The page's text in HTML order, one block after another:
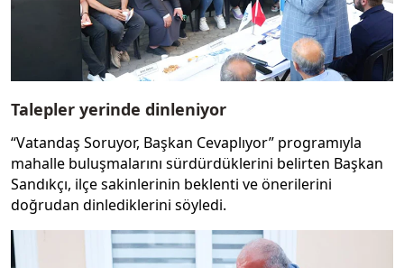
Talepler yerinde dinleniyor
“Vatandaş Soruyor, Başkan Cevaplıyor” programıyla
mahalle buluşmalarını sürdürdüklerini belirten Başkan
Sandıkçı, ilçe sakinlerinin beklenti ve önerilerini
doğrudan dinlediklerini söyledi.